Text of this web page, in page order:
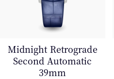
Midnight Retrograde
Second Automatic
39mm